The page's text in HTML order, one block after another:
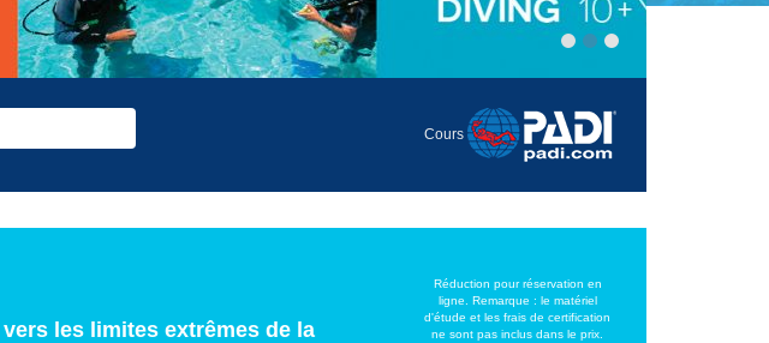
Cours
les limites extrêmes de la
Réduction pour réservation en
ligne. Remarque : le matériel
d'étude et les frais de certification
ne sont pas inclus dans le prix.